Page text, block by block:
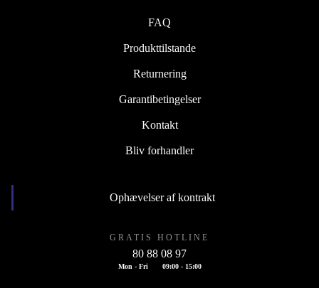
FAQ
Produkttilstande
Returnering
Garantibetingelser
Kontakt
Bliv forhandler
Ophævelser af kontrakt
GRATIS HOTLINE
80 88 08 97
Mon - Fri 09:00 - 15:00